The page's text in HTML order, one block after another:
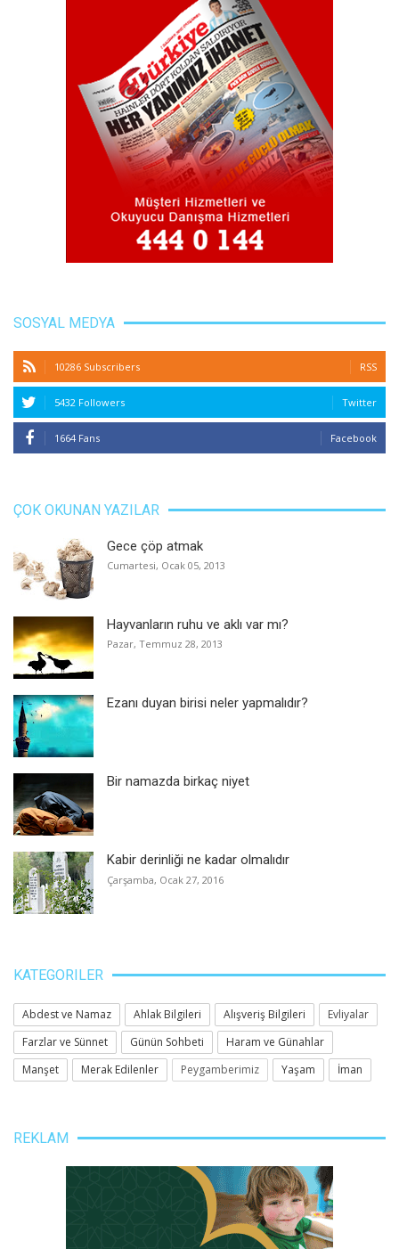
SOSYAL MEDYA
10286 Subscribers RSS
5432 Followers Twitter
1664 Fans Facebook
ÇOK OKUNAN YAZILAR
Gece çöp atmak
Cumartesi, Ocak 05, 2013
Hayvanların ruhu ve aklı var mı?
Pazar, Temmuz 28, 2013
Ezanı duyan birisi neler yapmalıdır?
Bir namazda birkaç niyet
Kabir derinliği ne kadar olmalıdır
Çarşamba, Ocak 27, 2016
KATEGORILER
Abdest ve Namaz Ahlak Bilgileri Alışveriş Bilgileri
Evliyalar
Farzlar ve Sünnet
Günün Sohbeti
Haram ve Günahlar
Manşet
Merak Edilenler Peygamberimiz Yaşam İman
REKLAM